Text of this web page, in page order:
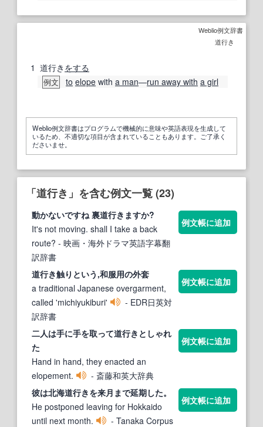
Weblio例文辞書
道行き
1 道行き をする
例文 to elope with a man―run away with a girl
Weblio例文辞書はプログラムで機械的に意味や英語表現を生成して
いるため、不適切な項目が含まれていることもあります。ご了承く
ださいませ。
「道行き」を含む例文一覧 (23)
動かないですね 裏道行き ますか?
It's not moving. shall I take a back
route? - 映画・海外ドラマ英語字幕翻
訳辞書
例文帳に追加
道行き触りという,和服用の外套
a traditional Japanese overgarment,
called 'michiyukiburi'
- EDR日英対
訳辞書
例文帳に追加
二人は手に手を取って道行き としゃれ
た
Hand in hand, they enacted an
elopement.
- 斎藤和英大辞典
例文帳に追加
彼は北海道行きを来月まで延期した。
He postponed leaving for Hokkaido
until next month.
- Tanaka Corpus
例文帳に追加